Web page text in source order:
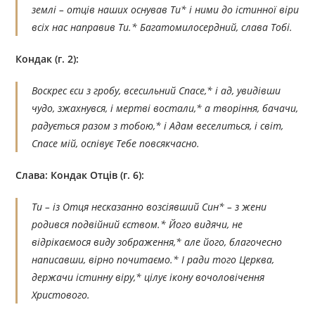
землі – отців наших оснував Ти* і ними до істинної віри
всіх нас направив Ти.* Багатомилосердний, слава Тобі.
Кондак (г. 2):
Воскрес єси з гробу, всесильний Спасе,* і ад, увидівши
чудо, зжахнувся, і мертві востали,* а творіння, бачачи,
радується разом з тобою,* і Адам веселиться, і світ,
Спасе мій, оспівує Тебе повсякчасно.
Слава: Кондак Отців (г. 6):
Ти – із Отця несказанно возсіявший Син* – з жени
родився подвійний єством.* Його видячи, не
відрікаємося виду зображення,* але його, благочесно
написавши, вірно почитаємо.* I ради того Церква,
держачи істинну віру,* цілує ікону вочоловічення
Христового.